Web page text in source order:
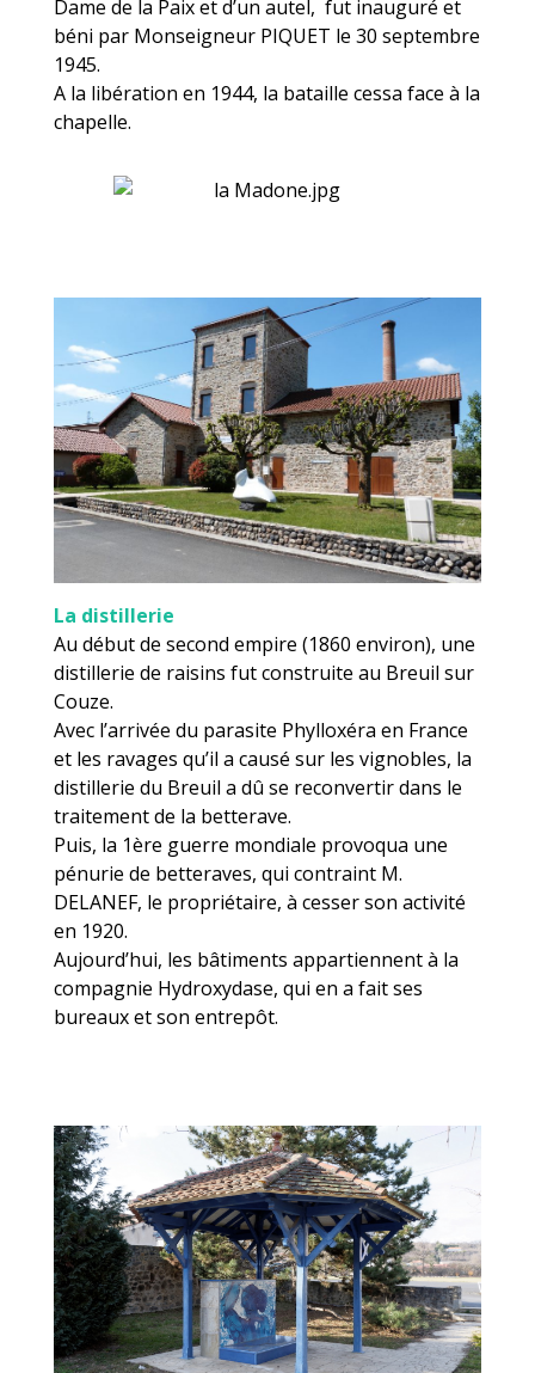
Dame de la Paix et d’un autel, fut inauguré et
béni par Monseigneur PIQUET le 30 septembre
1945.
A la libération en 1944, la bataille cessa face à la
chapelle.
La distillerie
Au début de second empire (1860 environ), une
distillerie de raisins fut construite au Breuil sur
Couze.
Avec l’arrivée du parasite Phylloxéra en France
et les ravages qu’il a causé sur les vignobles, la
distillerie du Breuil a dû se reconvertir dans le
traitement de la betterave.
Puis, la 1ère guerre mondiale provoqua une
pénurie de betteraves, qui contraint M.
DELANEF, le propriétaire, à cesser son activité
en 1920.
Aujourd’hui, les bâtiments appartiennent à la
compagnie Hydroxydase, qui en a fait ses
bureaux et son entrepôt.